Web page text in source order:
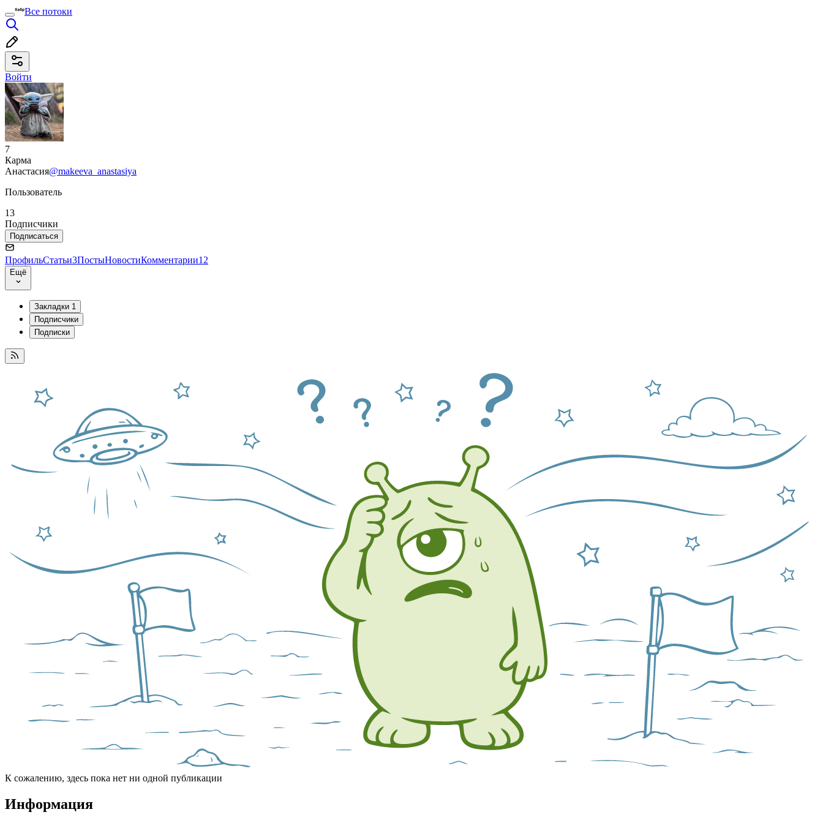
Все потоки
Войти
7
Карма
Анастасия@makeeva_anastasiya
Пользователь
13
Подписчики
Подписаться
ПрофильСтатьи3ПостыНовостиКомментарии12
Ещё
Закладки 1
Подписчики
Подписки
К сожалению, здесь пока нет ни одной публикации
Информация